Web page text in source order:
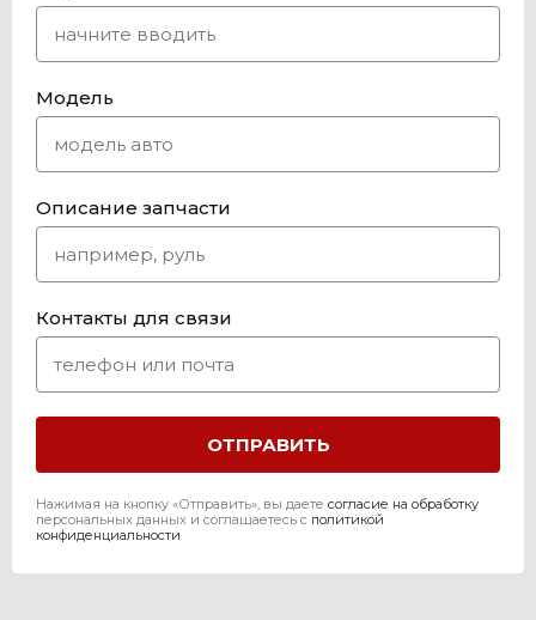
Модель
Описание запчасти
Контакты для связи
Нажимая на кнопку «Отправить», вы даете согласие на обработку
персональных данных и соглашаетесь c политикой
конфиденциальности